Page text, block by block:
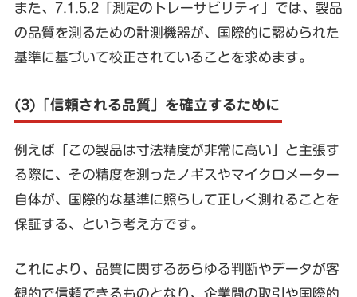
また、7.1.5.2「測定のトレーサビリティ」では、製品
の品質を測るための計測機器が、国際的に認められた
基準に基づいて校正されていることを求めます。
(3)「信頼される品質」を確立するために
例えば「この製品は寸法精度が非常に高い」と主張す
る際に、その精度を測ったノギスやマイクロメーター
自体が、国際的な基準に照らして正しく測れることを
保証する、という考え方です。
これにより、品質に関するあらゆる判断やデータが客
観的で信頼できるものとなり、企業間の取引や国際的